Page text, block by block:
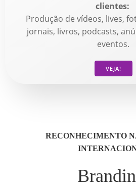
clientes:
Produção de vídeos, lives,
jornais, livros, podcasts,
eventos.
VEJA!
RECONHECIMENTO